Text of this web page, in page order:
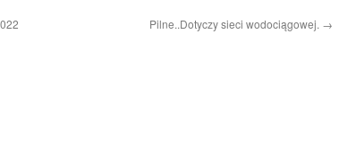
Pilne..Dotyczy sieci wodociągowej. →